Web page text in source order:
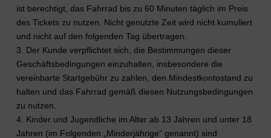
ist berechtigt, das Fahrrad bis zu 60 Minuten täglich im Preis
des Tickets zu nutzen. Nicht genutzte Zeit wird nicht kumuliert
und nicht auf den folgenden Tag übertragen.
3. Der Kunde verpflichtet sich, die Bestimmungen dieser
Geschäftsbedingungen einzuhalten, insbesondere die
vereinbarte Startgebühr zu zahlen, den Mindestkontostand zu
halten und das Fahrrad gemäß diesen Nutzungsbedingungen
zu nutzen.
4. Kinder und Jugendliche im Alter ab 13 Jahren und unter 18
Jahren (im Folgenden „Minderjährige“ genannt) sind